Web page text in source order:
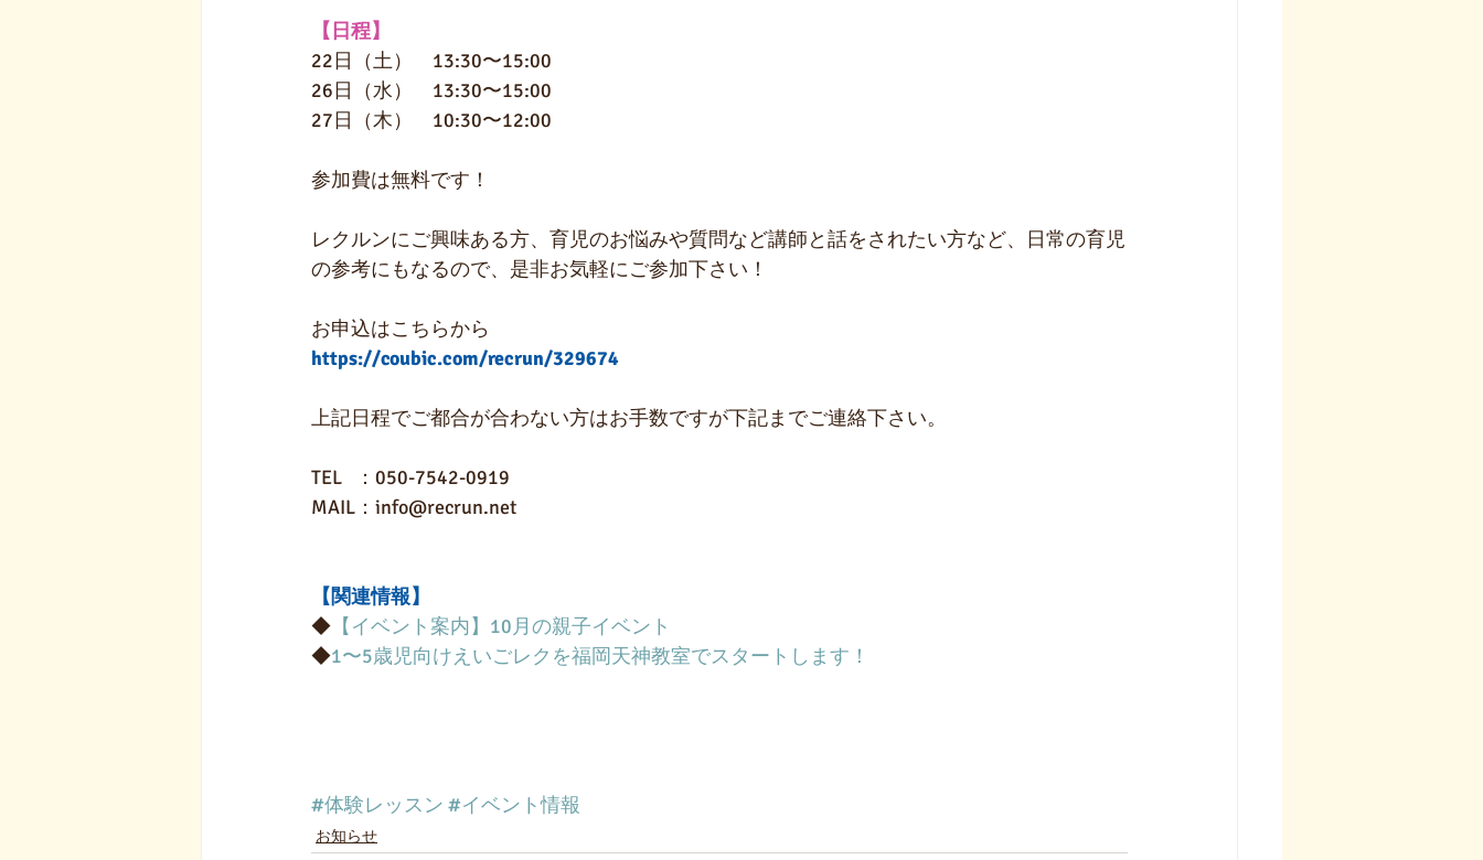
【日程】
22日（土）　13:30〜15:00
26日（水）　13:30〜15:00
27日（木）　10:30〜12:00
参加費は無料です！
レクルンにご興味ある方、育児のお悩みや質問など講師と話をされたい方など、日常の育児
の参考にもなるので、是非お気軽にご参加下さい！
お申込はこちらから
https://coubic.com/recrun/329674
上記日程でご都合が合わない方はお手数ですが下記までご連絡下さい。
TEL   ：050-7542-0919
MAIL：info@recrun.net
【関連情報】
◆ 【イベント案内】10月の親子イベント
◆1〜5歳児向けえいごレクを福岡天神教室でスタートします！
#体験レッスン #イベント情報
お知らせ